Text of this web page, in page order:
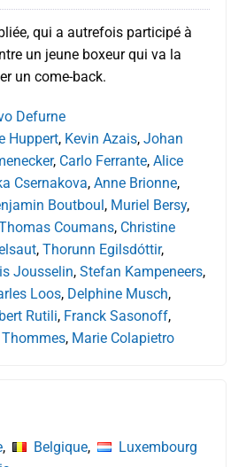
qui a autrefois participé à
un jeune boxeur qui va la
un come-back.
Defurne
Huppert, Kevin Azais,Johan
, Carlo Ferrante,Alice
Csernakova,Anne Brionne,
Boutboul, Muriel Bersy,
Coumans, Christine
,Thorunn Egilsdóttir,
Jousselin,Stefan Kampeneers,
Loos, Delphine Musch,
Rutili, Franck Sasonoff,
, Marie Colapietro
, Belgique,
Luxembourg